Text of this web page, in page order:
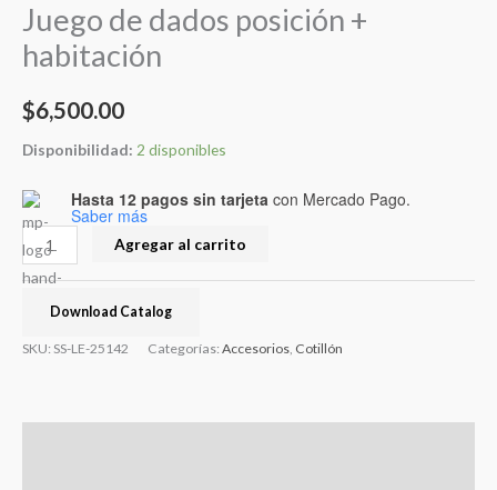
Juego de dados posición +
habitación
$6,500.00
Disponibilidad: 2 disponibles
Hasta 12 pagos sin tarjeta con Mercado Pago.
Saber más
habitación
cantidad
Agregar al carrito
Download Catalog
SKU: SS-LE-25142 Categorías: Accesorios Cotillón